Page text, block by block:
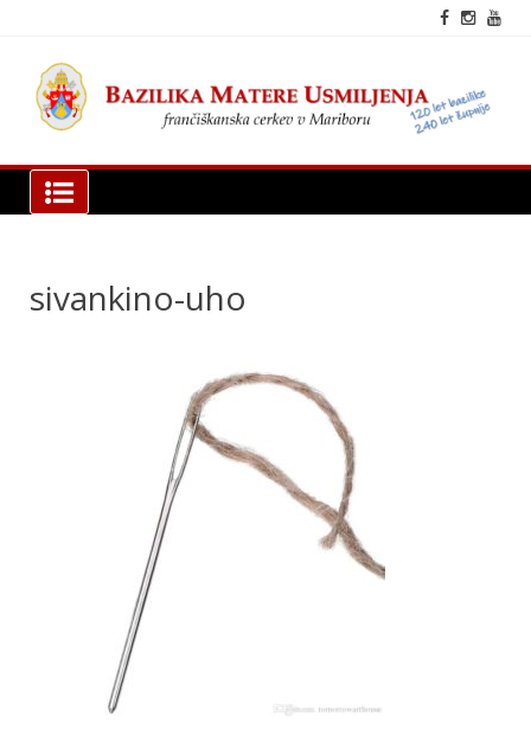
content
Bazilika Matere Usmiljenja
sivankino-uho